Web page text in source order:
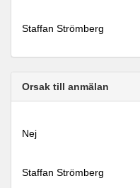
Staffan Strömberg
Orsak till anmälan
Nej
Staffan Strömberg